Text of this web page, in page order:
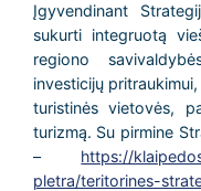
Įgyvendinant
sukurti integruotą
regiono
investicijų
turistinės vietovės,
turizmą. Su pirmine
– https://
pletra/teritorines-